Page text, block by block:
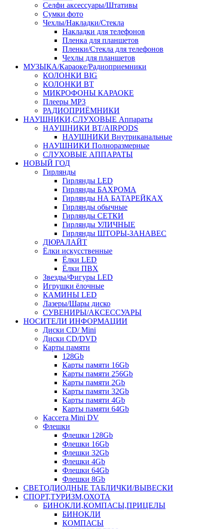
Селфи аксессуары/Штативы
Сумки фото
Чехлы/Накладки/Стекла
Накладки для телефонов
Пленка для планшетов
Пленки/Стекла для телефонов
Чехлы для планшетов
МУЗЫКА/Караоке/Радиоприемники
КОЛОНКИ BIG
КОЛОНКИ BT
МИКРОФОНЫ КАРАОКЕ
Плееры MP3
РАДИОПРИЁМНИКИ
НАУШНИКИ,СЛУХОВЫЕ Аппараты
НАУШНИКИ BT/AIRPODS
НАУШНИКИ Внутриканальные
НАУШНИКИ Полноразмерные
СЛУХОВЫЕ АППАРАТЫ
НОВЫЙ ГОД
Гирлянды
Гирлянды LED
Гирлянды БАХРОМА
Гирлянды НА БАТАРЕЙКАХ
Гирлянды обычные
Гирлянды СЕТКИ
Гирлянды УЛИЧНЫЕ
Гирлянды ШТОРЫ-ЗАНАВЕС
ДЮРАЛАЙТ
Ёлки искусственные
Ёлки LED
Ёлки ПВХ
Звезды/Фигуры LED
Игрушки ёлочные
КАМИНЫ LED
Лазеры/Шары диско
СУВЕНИРЫ/АКСЕССУАРЫ
НОСИТЕЛИ ИНФОРМАЦИИ
Диски CD/ Mini
Диски CD/DVD
Карты памяти
128Gb
Карты памяти 16Gb
Карты памяти 256Gb
Карты памяти 2Gb
Карты памяти 32Gb
Карты памяти 4Gb
Карты памяти 64Gb
Кассета Mini DV
Флешки
Флешки 128Gb
Флешки 16Gb
Флешки 32Gb
Флешки 4Gb
Флешки 64Gb
Флешки 8Gb
СВЕТОДИОДНЫЕ ТАБЛИЧКИ/ВЫВЕСКИ
СПОРТ,ТУРИЗМ,ОХОТА
БИНОКЛИ,КОМПАСЫ,ПРИЦЕЛЫ
БИНОКЛИ
КОМПАСЫ